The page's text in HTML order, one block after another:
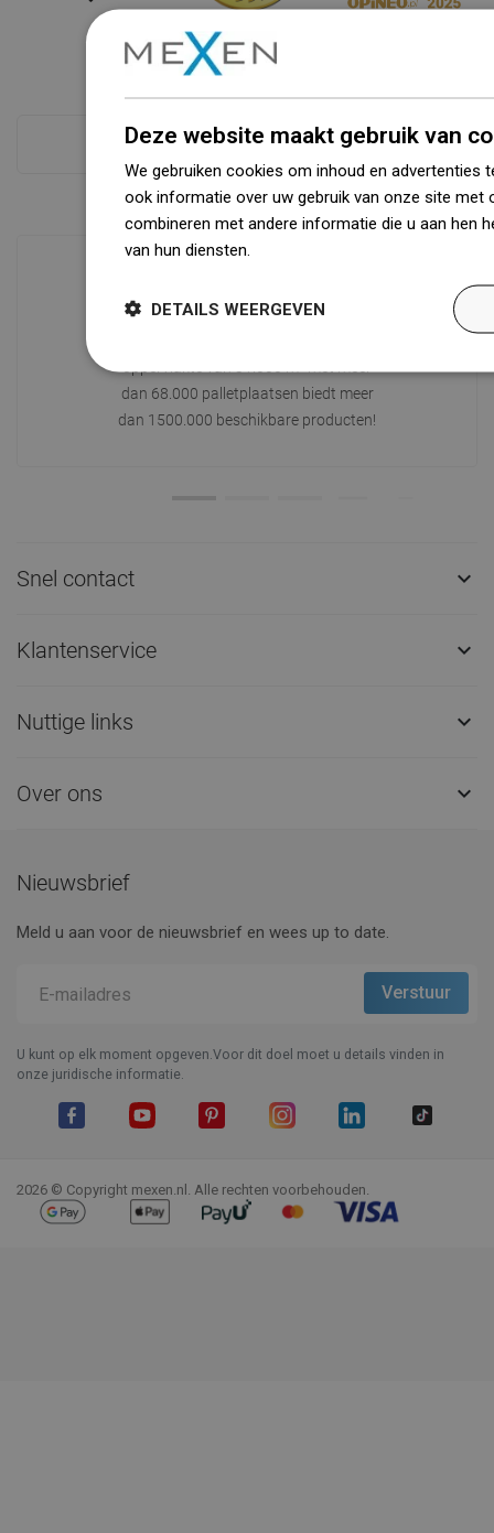
Zie alles
Beschikbaarheid van goederen
oppervlakte van 31.000 m² met meer
dan 68.000 palletplaatsen biedt meer
dan 1500.000 beschikbare producten!
Snel contact 
Klantenservice 
Nuttige links 
Over ons 
Nieuwsbrief
Meld u aan voor de nieuwsbrief en wees up to date.
U kunt op elk moment opgeven.Voor dit doel moet u details vinden in
onze juridische informatie.
2026 © Copyright mexen.nl. Alle rechten voorbehouden.
Deze website maakt gebruik van
We gebruiken cookies om inhoud en advertenties
ook informatie over uw gebruik van onze site met
combineren met andere informatie die u aan hen
van hun diensten.
DETAILS WEERGEVEN